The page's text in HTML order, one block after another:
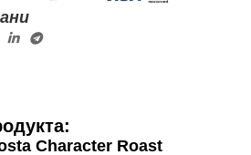
Character Roast